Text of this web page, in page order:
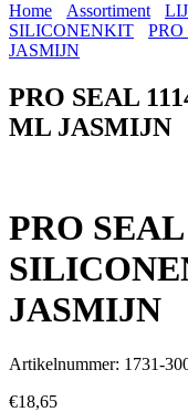
Home
Assortiment
SILICONENKIT
JASMIJN
PRO SEAL
ML JASMIJN
PRO SEAL
JASMIJN
Artikelnummer: 1731-
€18,65